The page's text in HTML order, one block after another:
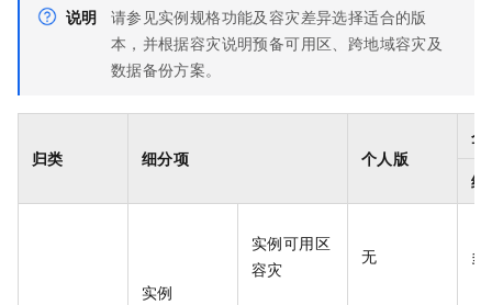
说明
请参见实例规格功能及容灾差异选择适合的版
本，并根据容灾说明预备可用区、跨地域容灾及
数据备份方案。
归类 细分项 个人版
企
经
实例
实例可用区
容灾
无 多